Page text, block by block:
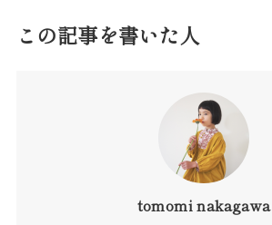
この記事を書いた人
tomomi nakagawa